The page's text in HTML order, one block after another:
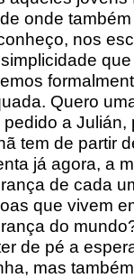
onde
nos
Quero
a Julián,
tem de partir
já agora, a
de cada
que vivem
do
de pé a
mas